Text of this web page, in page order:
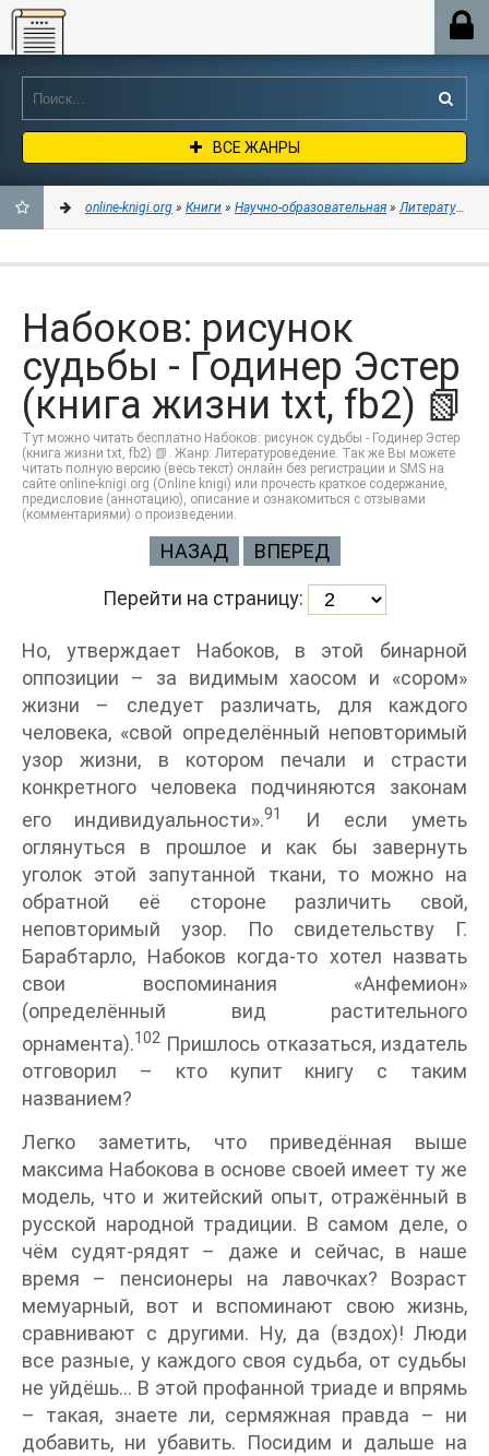
Online-knigi.org
ВСЕ ЖАНРЫ
ЗАКЛАДКИ
online-knigi.org » Книги » Научно-образовательная »
Набоков: рисунок
судьбы - Годинер Эстер
(книга жизни txt, fb2) 📗
Тут можно читать бесплатно Набоков: рисунок судьбы - Годинер Эстер
(книга жизни txt, fb2) 📗. Жанр: Литературоведение. Так же Вы можете
читать полную версию (весь текст) онлайн без регистрации и SMS на
сайте online-knigi.org (Online knigi) или прочесть краткое содержание,
предисловие (аннотацию), описание и ознакомиться с отзывами
(комментариями) о произведении.
НАЗАД ВПЕРЕД
Перейти на страницу:
Но, утверждает Набоков, в этой бинарной
оппозиции – за видимым хаосом и «сором»
жизни – следует различать, для каждого
человека, «свой определённый неповторимый
узор жизни, в котором печали и страсти
конкретного человека подчиняются законам
его индивидуальности».91
И если уметь
оглянуться в прошлое и как бы завернуть
уголок этой запутанной ткани, то можно на
обратной её стороне различить свой,
неповторимый узор. По свидетельству Г.
Барабтарло, Набоков когда-то хотел назвать
свои воспоминания «Анфемион»
(определённый вид растительного
орнамента).102 Пришлось отказаться, издатель
отговорил – кто купит книгу с таким
названием?
Легко заметить, что приведённая выше
максима Набокова в основе своей имеет ту же
модель, что и житейский опыт, отражённый в
русской народной традиции. В самом деле, о
чём судят-рядят – даже и сейчас, в наше
время – пенсионеры на лавочках? Возраст
мемуарный, вот и вспоминают свою жизнь,
сравнивают с другими. Ну, да (вздох)! Люди
все разные, у каждого своя судьба, от судьбы
не уйдёшь… В этой профанной триаде и впрямь
– такая, знаете ли, сермяжная правда – ни
добавить, ни убавить. Посидим и дальше на